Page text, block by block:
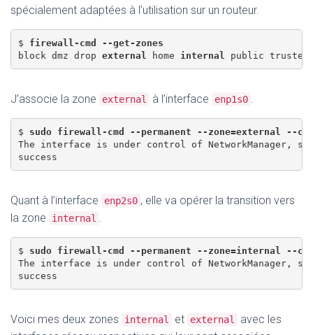
spécialement adaptées à l’utilisation sur un routeur.
$ firewall-cmd --get-zones
block dmz drop external home internal
J’associe la zone external à l’interface enp1s0 .
$ sudo firewall-cmd --permanent --zone=external --
The interface is under control of NetworkManager,
Quant à l’interface enp2s0 , elle va opérer la transition vers
la zone
internal .
$ sudo firewall-cmd --permanent --zone=internal --
The interface is under control of NetworkManager,
Voici mes deux zones internal et external
avec les